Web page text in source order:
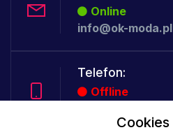
Online
info@ok-moda.pl
Telefon:
Offline
Cookies